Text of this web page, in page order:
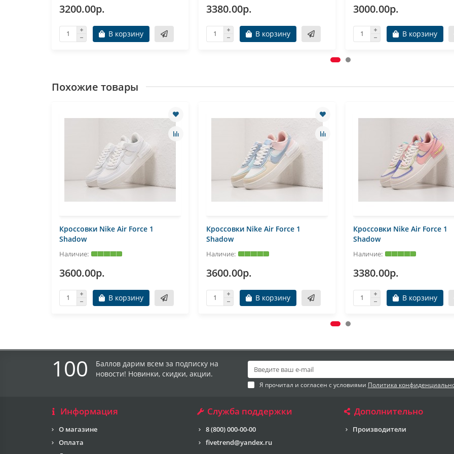
3200.00р.
В корзину
3380.00р.
В корзину
3000.00р.
В корзину
Похожие товары
Кроссовки Nike Air Force 1
Shadow
3600.00р.
В корзину
Кроссовки Nike Air Force 1
Shadow
3600.00р.
В корзину
Кроссовки Nike Air Force 1
Shadow
3380.00р.
В корзину
100
Баллов дарим всем за подписку на
новости! Новинки, скидки, акции.
Я прочитал и согласен с условиями Политика
Информация
О магазине
Оплата
Служба поддержки
8 (800) 000-00-00
fivetrend@yandex.ru
Дополнительно
Производители